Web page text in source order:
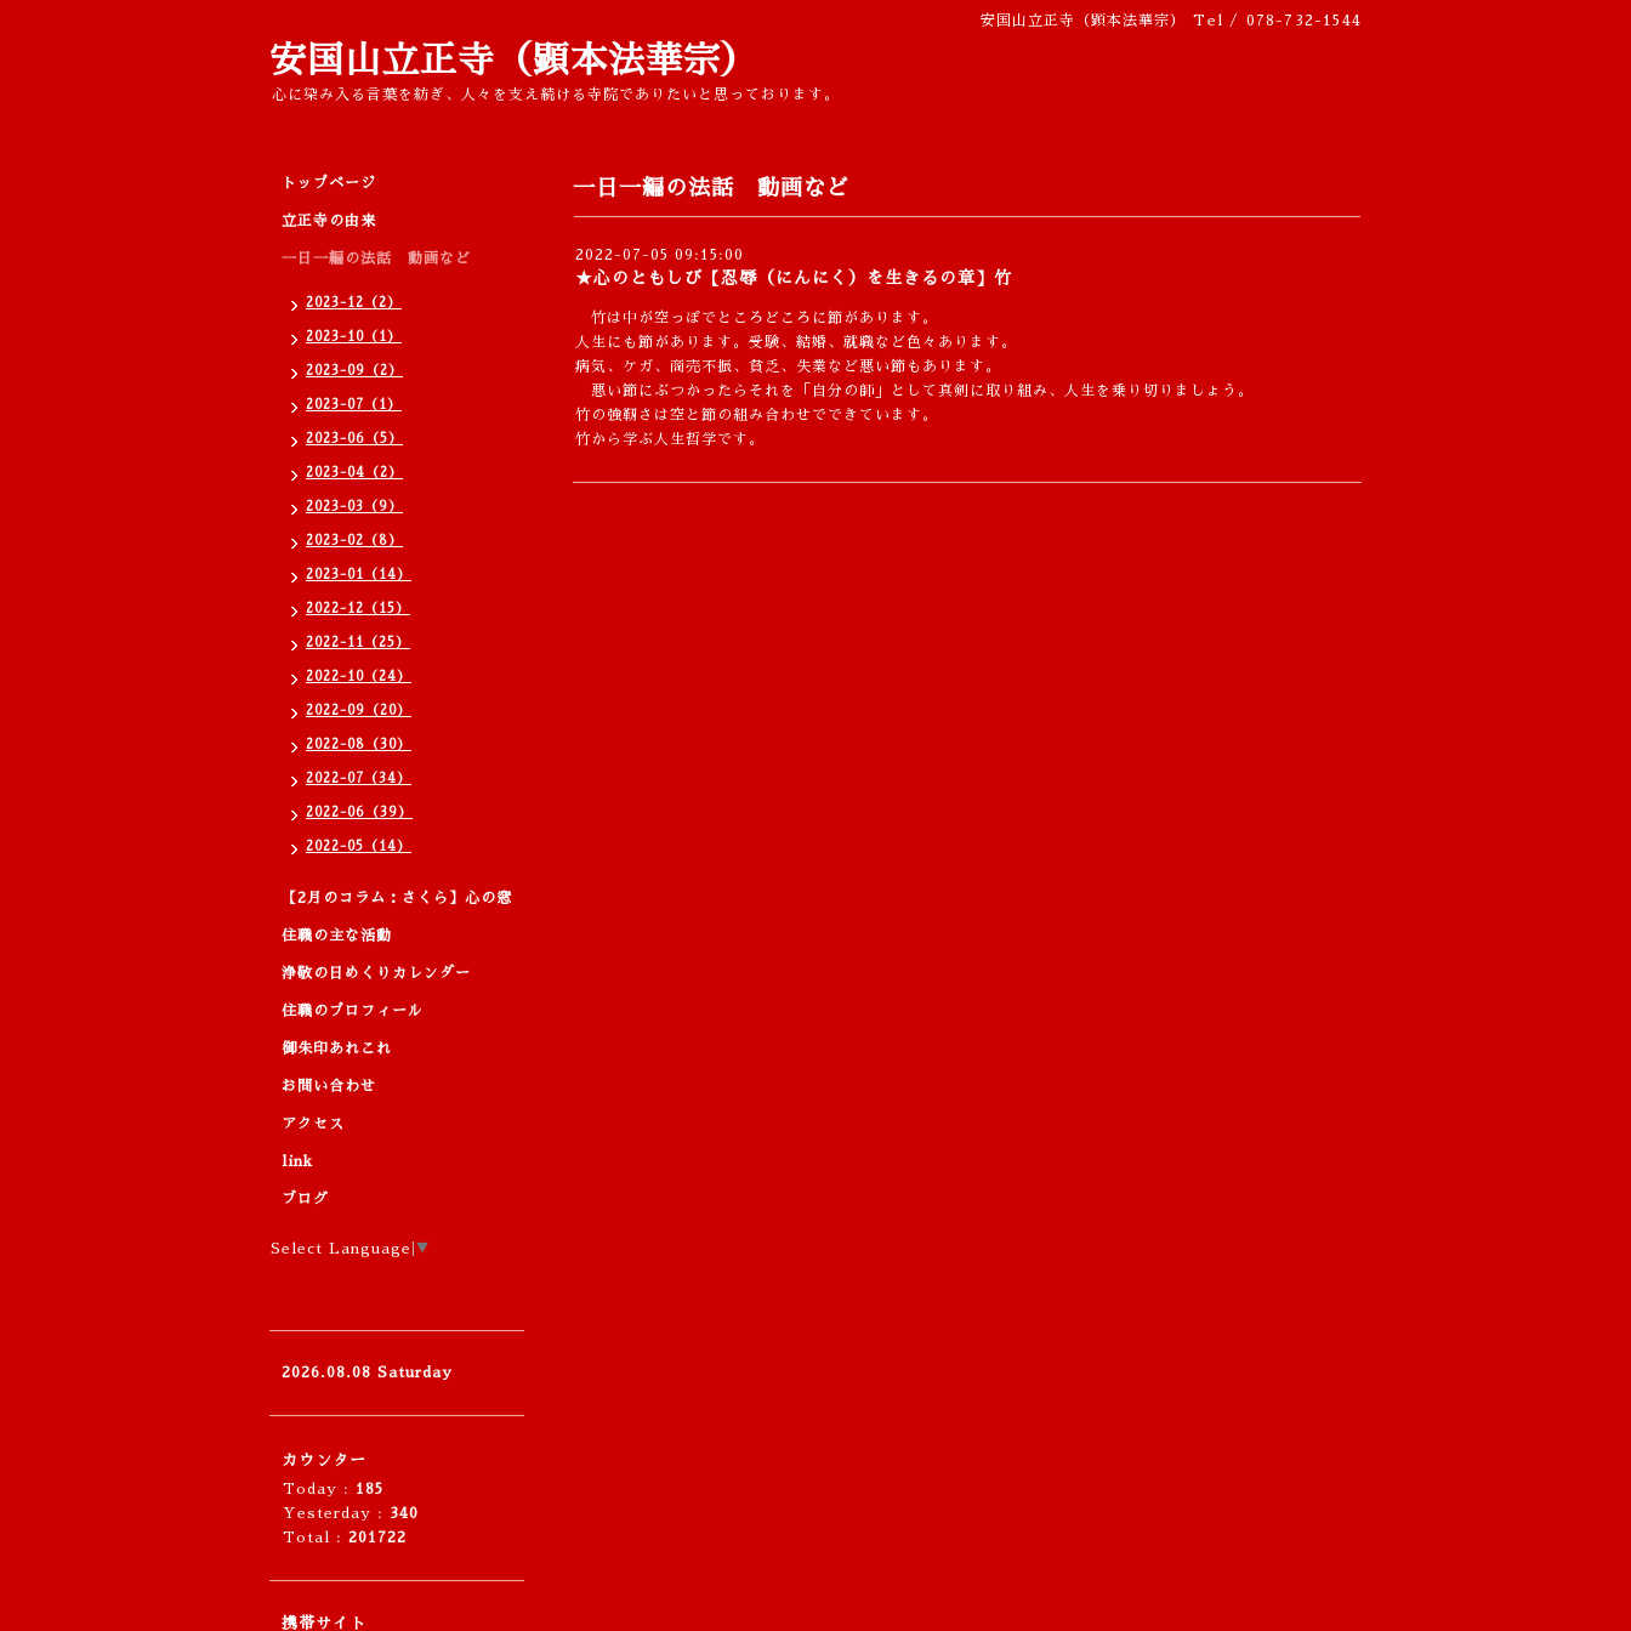
安国山立正寺（顕本法華宗） Tel / 078-732-1544
安国山立正寺（顕本法華宗）
心に染み入る言葉を紡ぎ、人々を支え続ける寺院でありたいと思っております。
一日一編の法話 動画など
2022-07-05 09:15:00
★心のともしび【忍辱（にんにく）を生きるの章】竹
竹は中が空っぽでところどころに節があります。
人生にも節があります。受験、結婚、就職など色々あります。
病気、ケガ、商売不振、貧乏、失業など悪い節もあります。
悪い節にぶつかったらそれを「自分の師」として真剣に取り組み、人生を乗り切りましょう。
竹の強靭さは空と節の組み合わせでできています。
竹から学ぶ人生哲学です。
トップページ
立正寺の由来
一日一編の法話 動画など
2023-12（2）
2023-10（1）
2023-09（2）
2023-07（1）
2023-06（5）
2023-04（2）
2023-03（9）
2023-02（8）
2023-01（14）
2022-12（15）
2022-11（25）
2022-10（24）
2022-09（20）
2022-08（30）
2022-07（34）
2022-06（39）
2022-05（14）
【2月のコラム：さくら】心の窓
住職の主な活動
浄敬の日めくりカレンダー
住職のプロフィール
御朱印あれこれ
お問い合わせ
アクセス
link
ブログ
Select Language ▼
2026.08.08 Saturday
カウンター
Today : 185
Yesterday : 340
Total : 201722
携帯サイト